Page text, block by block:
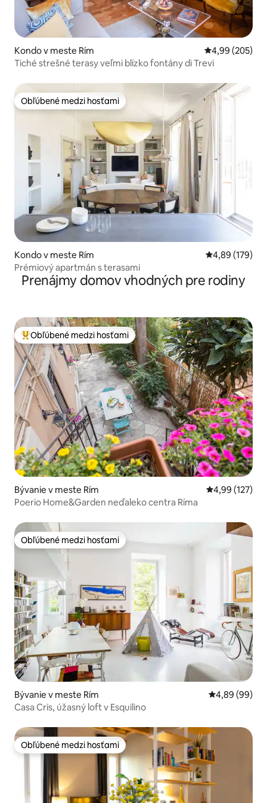
Kondo v meste Rím Priemerné
4,99 (205)
Tiché strešné terasy veľmi blízko fontány di Trevi
Obľúbené medzi hosťami
Obľúbené medzi hosťami
Kondo v meste Rím Priemerné
4,89 (179)
Prémiový apartmán s terasami
Prenájmy domov vhodných pre rodiny
Najobľúbenejšie medzi hosťami
Obľúbené medzi hosťami
Bývanie v meste Rím Priemerné
4,99 (127)
Poerio Home&Garden neďaleko centra Ríma
Obľúbené medzi hosťami
Obľúbené medzi hosťami
Bývanie v meste Rím Priemerné
4,89 (99)
Casa Cris, úžasný loft v Esquilino
Obľúbené medzi hosťami
Obľúbené medzi hosťami